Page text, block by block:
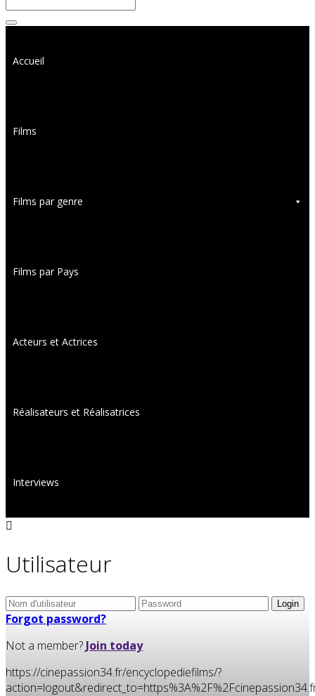
Accueil
Films
Films par genre
Films par Pays
Acteurs et Actrices
Réalisateurs et Réalisatrices
Interviews
Utilisateur
Forgot password?
Not a member? Join today
https://cinepassion34.fr/encyclopediefilms/?